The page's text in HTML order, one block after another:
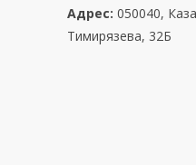
Адрес: 050040,
Тимирязева, 32Б